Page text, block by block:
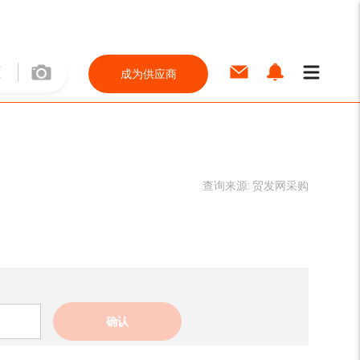
成为供应商
查询来源: 贸发网采购
确认